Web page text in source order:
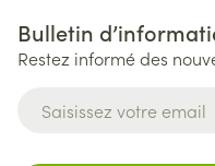
Bulletin
Restez informé des